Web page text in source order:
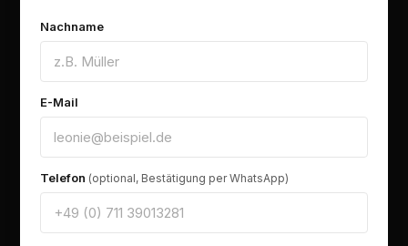
Nachname
E-Mail
Telefon (optional, Bestätigung per WhatsApp)